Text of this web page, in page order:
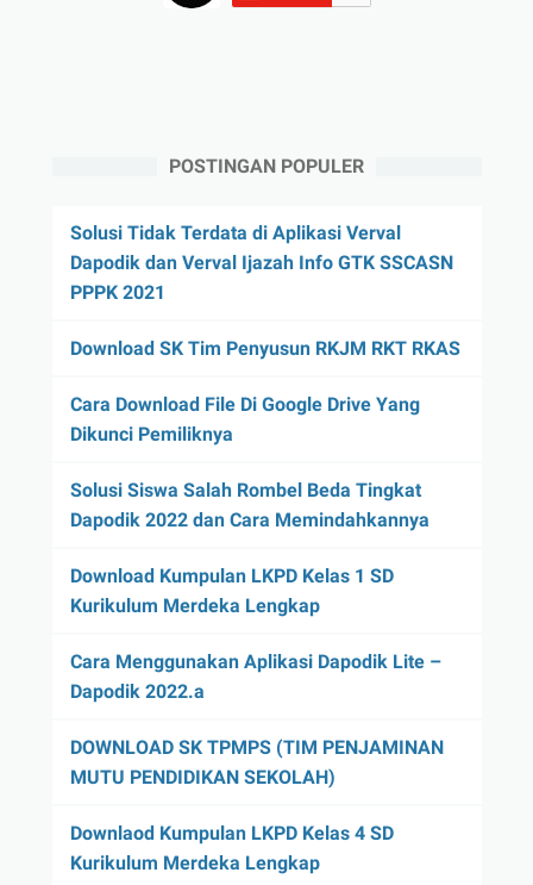
POSTINGAN POPULER
Solusi Tidak Terdata di Aplikasi Verval
Dapodik dan Verval Ijazah Info GTK SSCASN
PPPK 2021
Download SK Tim Penyusun RKJM RKT RKAS
Cara Download File Di Google Drive Yang
Dikunci Pemiliknya
Solusi Siswa Salah Rombel Beda Tingkat
Dapodik 2022 dan Cara Memindahkannya
Download Kumpulan LKPD Kelas 1 SD
Kurikulum Merdeka Lengkap
Cara Menggunakan Aplikasi Dapodik Lite –
Dapodik 2022.a
DOWNLOAD SK TPMPS (TIM PENJAMINAN
MUTU PENDIDIKAN SEKOLAH)
Downlaod Kumpulan LKPD Kelas 4 SD
Kurikulum Merdeka Lengkap